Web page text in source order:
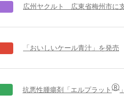
広州ヤクルト 広東省梅州市に
「おいしいケール青汁」を発売
抗悪性腫瘍剤「エルプラット Ⓡ